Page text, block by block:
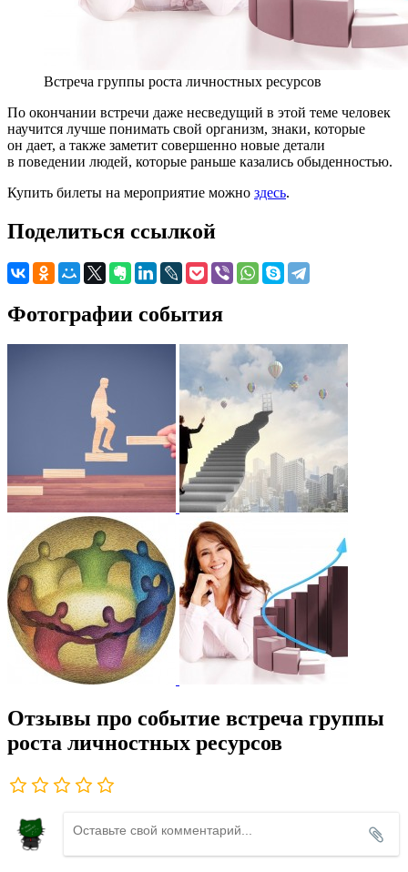
Встреча группы роста личностных ресурсов
По окончании встречи даже несведущий в этой теме человек
научится лучше понимать свой организм, знаки, которые
он дает, а также заметит совершенно новые детали
в поведении людей, которые раньше казались обыденностью.
Купить билеты на мероприятие можно здесь.
Поделиться ссылкой
Фотографии события
Отзывы про событие встреча группы
роста личностных ресурсов